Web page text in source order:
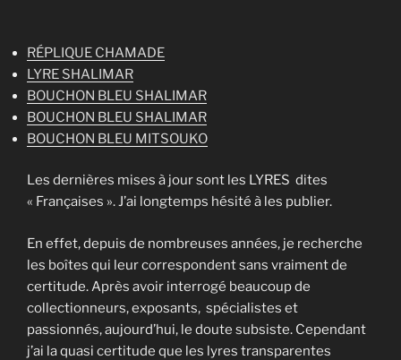
RÉPLIQUE CHAMADE
LYRE SHALIMAR
BOUCHON BLEU SHALIMAR
BOUCHON BLEU SHALIMAR
BOUCHON BLEU MITSOUKO
Les dernières mises à jour sont les LYRES dites
« Françaises ». J’ai longtemps hésité à les publier.
En effet, depuis de nombreuses années, je recherche
les boîtes qui leur correspondent sans vraiment de
certitude. Après avoir interrogé beaucoup de
collectionneurs, exposants, spécialistes et
passionnés, aujourd’hui, le doute subsiste. Cependant
j’ai la quasi certitude que les lyres transparentes